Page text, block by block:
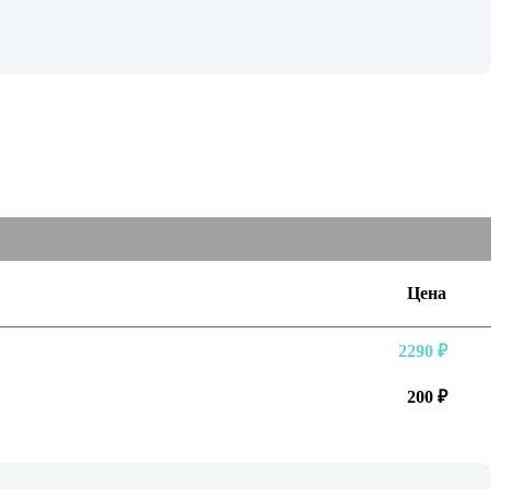
Цена
2290 ₽
200 ₽